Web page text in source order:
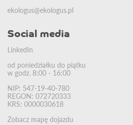
ekologus@ekologus.pl
Social media
LinkedIn
od poniedziałku do piątku
w godz. 8:00 - 16:00
NIP: 547-19-40-780
REGON: 072720333
KRS: 0000030618
Zobacz mapę dojazdu